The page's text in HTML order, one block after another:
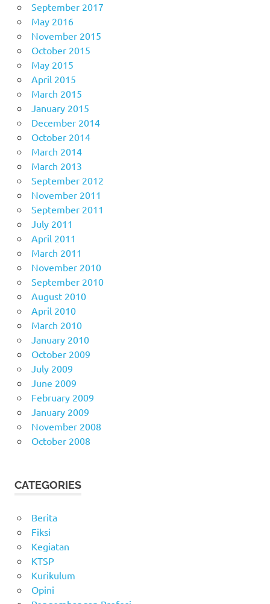
September 2017
May 2016
November 2015
October 2015
May 2015
April 2015
March 2015
January 2015
December 2014
October 2014
March 2014
March 2013
September 2012
November 2011
September 2011
July 2011
April 2011
March 2011
November 2010
September 2010
August 2010
April 2010
March 2010
January 2010
October 2009
July 2009
June 2009
February 2009
January 2009
November 2008
October 2008
CATEGORIES
Berita
Fiksi
Kegiatan
KTSP
Kurikulum
Opini